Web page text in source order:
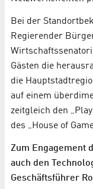
Bei der
Regierender
Gästen die
die
auf einem
zeitgleich den
des „House of
Zum Engagement
auch den
Geschäftsführer